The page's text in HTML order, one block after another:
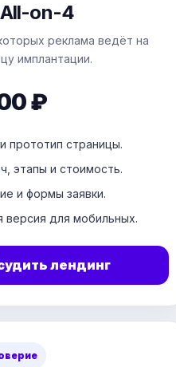
on-4
реклама ведёт на
имплантации.
₽
прототип страницы.
этапы и стоимость.
и формы заявки.
версия для мобильных.
лендинг